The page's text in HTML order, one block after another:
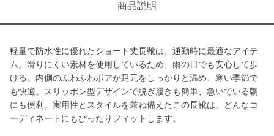
商品説明
軽量で防水性に優れたショート丈長靴は、通勤時に最適なアイテ
ム。滑りにくい素材を使用しているため、雨の日でも安心して歩
ける。内側のふわふわボアが足元をしっかりと温め、寒い季節で
も快適。スリッポン型デザインで脱ぎ履きも簡単、急いでいる朝
にも便利。実用性とスタイルを兼ね備えたこの長靴は、どんなコ
ーディネートにもぴったりフィットします。